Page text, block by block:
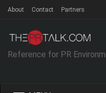
About Contact Partners
Reference for PR